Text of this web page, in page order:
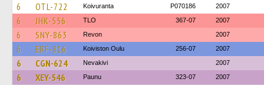
6 OTL-722 Koivuranta P070186 2007
6 JHK-556 TLO 367-07 2007
6 SNY-863 Revon 2007
6 ERF-816 Koiviston Oulu 256-07 2007
6 CGN-624 Nevakivi 2007
6 XEY-546 Paunu 323-07 2007